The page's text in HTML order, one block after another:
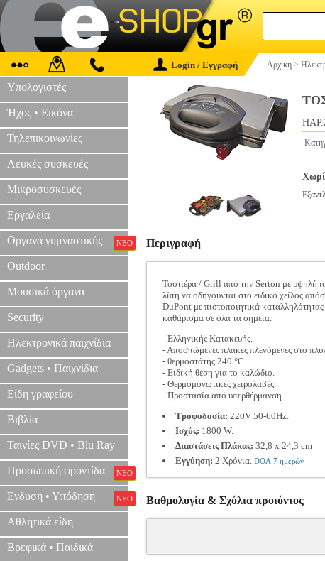
Login / Εγγραφή Αρχική >
Υπολογιστές
Ήχος • Εικόνα
Τηλεπικοινωνίες
Λευκές συσκευές
Μικροσυσκευές
Εργαλεία
Οργανα γυμναστικής ΝΕΟ
Outdoor
Μουσικά όργανα
Security
Ηλεκτρονικά παιχνίδια
Gadgets • Παιχνίδια
Είδη γραφείου
Βιβλία
Ταινίες DVD • Blu Ray
Προσωπική φροντίδα ΝΕΟ
Ενδυση • Υπόδηση ΝΕΟ
Αθλητικά είδη
Βρεφικά • Παιδικά
Περιγραφή
Τοστιέρα / Grill από την Serton με υψηλή
λίπη να οδηγούνται στο ειδικό χείλος
DuPont με πιστοποιητικά
καθάρισμα σε όλα τα σημεία.
- Ελληνικής Κατακευής.
- Αποσπώμενες πλάκες πλενόμενες στο
- θερμοστάτης 240 °C
- Ειδική θέση για το καλώδιο.
- Θερμομονωτικές χειρολαβές.
- Προστασία από υπερθέρμανση
Τροφοδοσία: 220V 50-60Hz.
Ισχύς: 1800 W.
Διαστάσεις Πλάκας: 32,8 x 24,3 cm
Εγγύηση: 2 Χρόνια. DOA 7 ημερών
Βαθμολογία & Σχόλια προιόντος